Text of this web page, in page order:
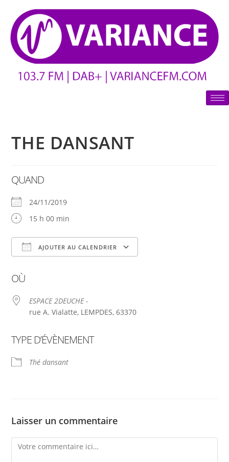
THE DANSANT
QUAND
24/11/2019
15 h 00 min
AJOUTER AU CALENDRIER
OÙ
ESPACE 2DEUCHE -
rue A. Vialatte, LEMPDES, 63370
TYPE D’ÉVÈNEMENT
Thé dansant
Laisser un commentaire